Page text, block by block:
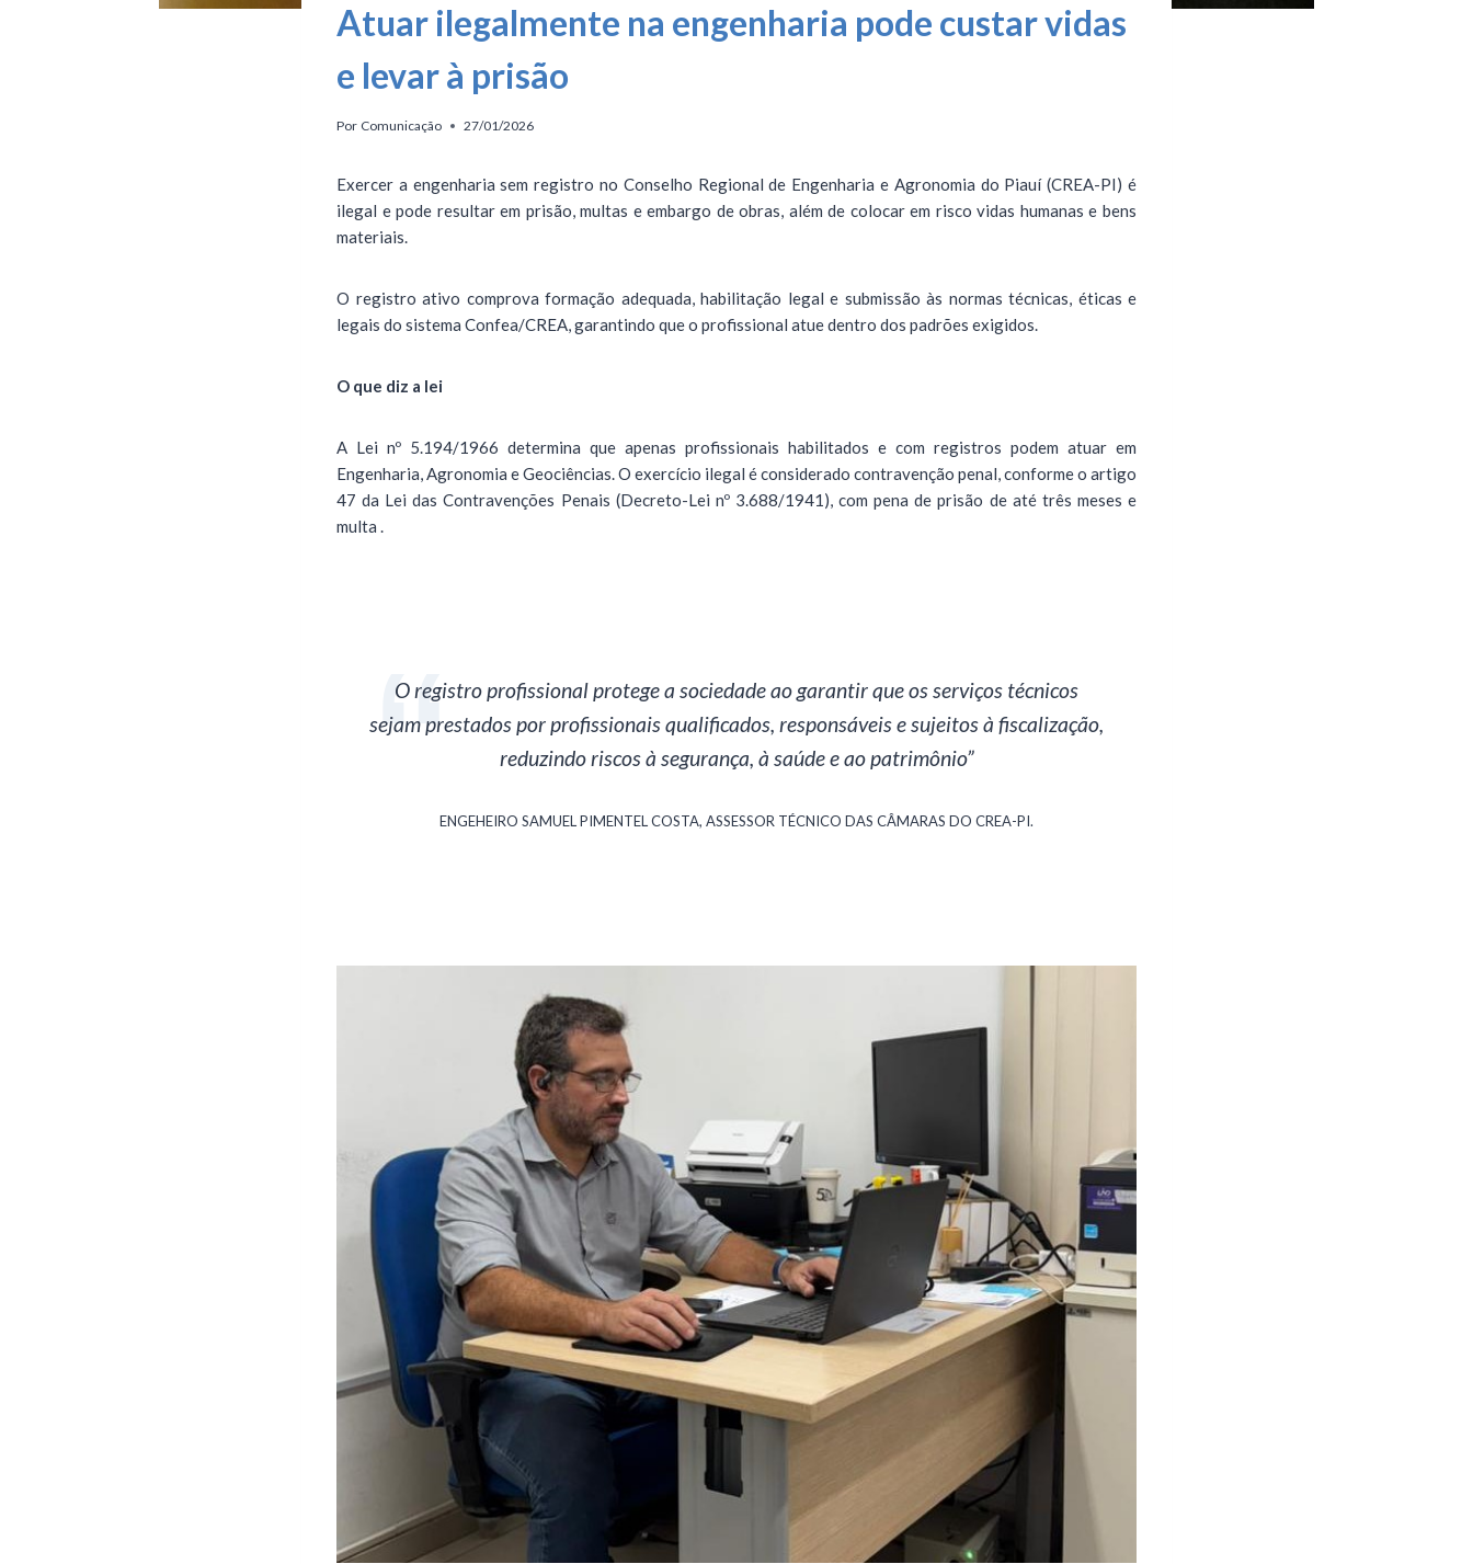
Atuar ilegalmente na engenharia pode custar vidas
e levar à prisão
Por Comunicação 27/01/2026
Exercer a engenharia sem registro no Conselho Regional de Engenharia e Agronomia do Piauí (CREA-PI) é
ilegal e pode resultar em prisão, multas e embargo de obras, além de colocar em risco vidas humanas e bens
materiais.
O registro ativo comprova formação adequada, habilitação legal e submissão às normas técnicas, éticas e
legais do sistema Confea/CREA, garantindo que o profissional atue dentro dos padrões exigidos.
O que diz a lei
A Lei nº 5.194/1966 determina que apenas profissionais habilitados e com registros podem atuar em
Engenharia, Agronomia e Geociências. O exercício ilegal é considerado contravenção penal, conforme o artigo
47 da Lei das Contravenções Penais (Decreto-Lei nº 3.688/1941), com pena de prisão de até três meses e
multa .
O registro profissional protege a sociedade ao garantir que os serviços técnicos
sejam prestados por profissionais qualificados, responsáveis e sujeitos à fiscalização,
reduzindo riscos à segurança, à saúde e ao patrimônio”
ENGEHEIRO SAMUEL PIMENTEL COSTA, ASSESSOR TÉCNICO DAS CÂMARAS DO CREA-PI.